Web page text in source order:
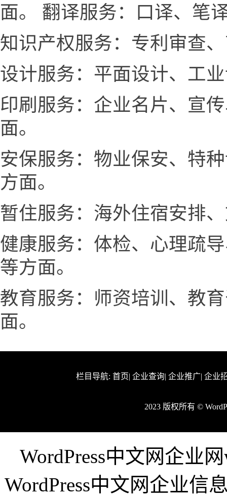
面。 翻译服务：口译、笔
知识产权服务：专利审查
设计服务：平面设计、工
印刷服务：企业名片、宣
面。
安保服务：物业保安、特
方面。
暂住服务：海外住宿安排
健康服务：体检、心理疏
等方面。
教育服务：师资培训、教
面。
栏目导航: 首页| 企业查询| 企业推广| 企业
2023 版权所有 ©
WordPress中文网企业
WordPress中文网企业信